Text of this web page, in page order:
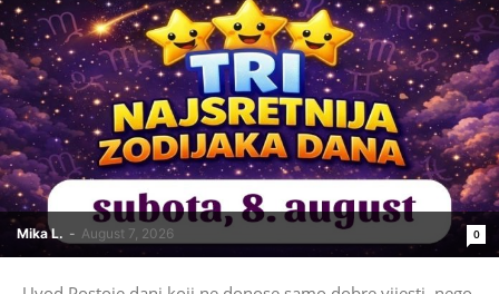
Mika L. - August 7, 2026 0